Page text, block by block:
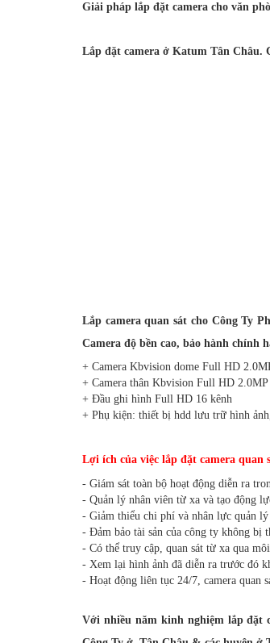
Giải pháp lắp đặt camera cho văn
Lắp đặt camera ở Katum Tân Châu.
Lắp camera quan sát cho Công Ty
Camera độ bền cao, bảo hành chính
+ Camera Kbvision dome Full HD
+ Camera thân Kbvision Full HD
+ Đầu ghi hình Full HD 16 kênh
+ Phụ kiện: thiết bị hdd lưu trữ hình
Lợi ích của việc lắp đặt camera
- Giám sát toàn bộ hoạt động diễn ra
- Quản lý nhân viên từ xa và tạo động
- Giảm thiểu chi phí và nhân lực quản lý
- Đảm bảo tài sản của công ty không bị
- Có thể truy cập, quan sát từ xa qua
- Xem lại hình ảnh đã diễn ra trước đó
- Hoạt động liên tục 24/7, camera quan
Với nhiều năm kinh nghiệm lắp đặt